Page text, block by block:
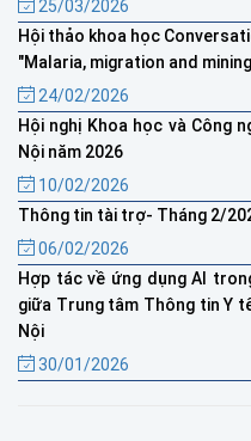
25/03/2026
Hội thảo khoa học
"Malaria, migration and
24/02/2026
Hội nghị Khoa học và Công
Nội năm 2026
10/02/2026
Thông tin tài trợ- Tháng 2/
06/02/2026
Hợp tác về ứng dụng AI
giữa Trung tâm Thông tin Y
Nội
30/01/2026